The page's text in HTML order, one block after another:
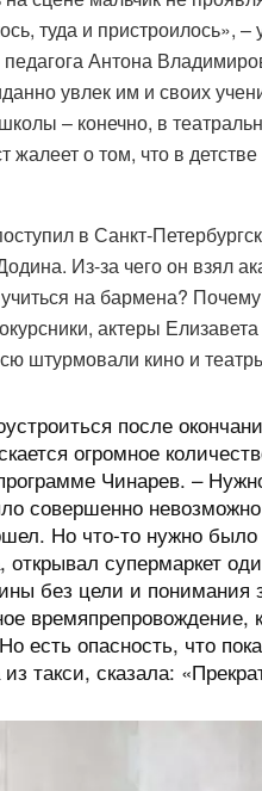
туда и пристроилось»,
Антона
увлек им и своих
– конечно, в
жалеет о том, что в
в Санкт-
Из-за чего он взял
на бармена?
актеры
штурмовали кино и
после
огромное
Чинарев. –
совершенно
Но что-то нужно
супермаркет
без цели и понимания
есть опасность, что
такси, сказала: